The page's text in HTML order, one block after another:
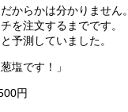
からかは分かりません。
を注文するまでです。
予測していました。
塩です！」
円